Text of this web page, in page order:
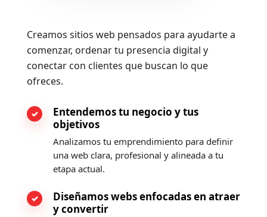
Creamos sitios web pensados para ayudarte a
comenzar, ordenar tu presencia digital y
conectar con clientes que buscan lo que
ofreces.
Entendemos tu negocio y tus
objetivos
Analizamos tu emprendimiento para definir
una web clara, profesional y alineada a tu
etapa actual.
Diseñamos webs enfocadas en atraer
y convertir